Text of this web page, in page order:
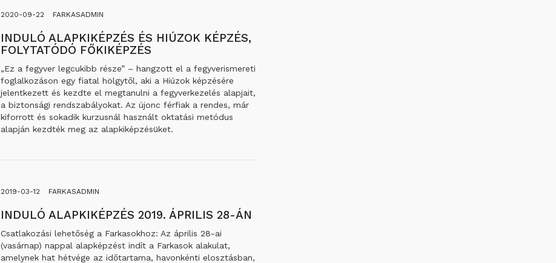
2020-09-22 FARKASADMIN
INDULÓ ALAPKIKÉPZÉS ÉS HIÚZOK KÉPZÉS,
FOLYTATÓDÓ FŐKIKÉPZÉS
„Ez a fegyver legcukibb része” – hangzott el a fegyverismereti
foglalkozáson egy fiatal hölgytől, aki a Hiúzok képzésére
jelentkezett és kezdte el megtanulni a fegyverkezelés alapjait,
a biztonsági rendszabályokat. Az újonc férfiak a rendes, már
kiforrott és sokadik kurzusnál használt oktatási metódus
alapján kezdték meg az alapkiképzésüket.
2019-03-12 FARKASADMIN
INDULÓ ALAPKIKÉPZÉS 2019. ÁPRILIS 28-ÁN
Csatlakozási lehetőség a Farkasokhoz: Az április 28-ai
(vasárnap) nappal alapképzést indít a Farkasok alakulat,
amelynek hat hétvége az időtartama, havonkénti elosztásban,